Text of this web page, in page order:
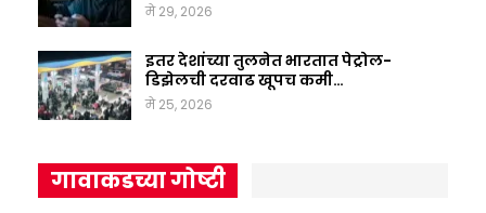
मे 29, 2026
इतर देशांच्या तुलनेत भारतात पेट्रोल-
डिझेलची दरवाढ खूपच कमी…
मे 25, 2026
गावाकडच्या गोष्टी